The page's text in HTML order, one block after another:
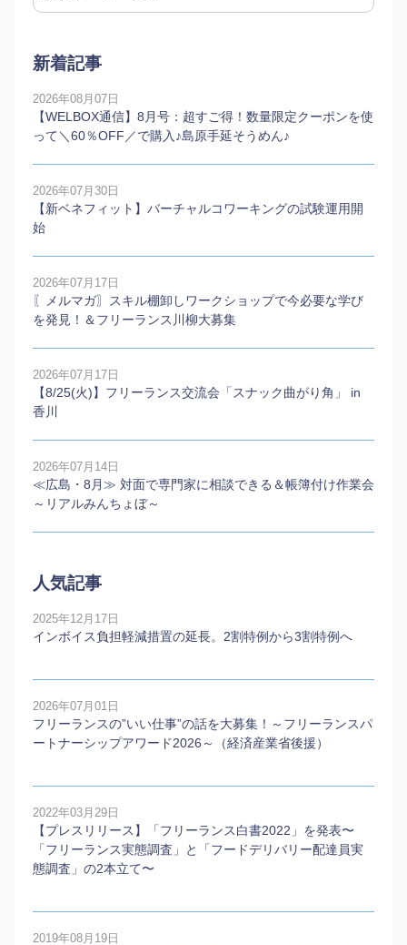
新着記事
2026年08月07日
【WELBOX通信】8月号：超すご得！数量限定クーポンを使
って＼60％OFF／で購入♪島原手延そうめん♪
2026年07月30日
【新ベネフィット】バーチャルコワーキングの試験運用開
始
2026年07月17日
〖メルマガ〗スキル棚卸しワークショップで今必要な学び
を発見！＆フリーランス川柳大募集
2026年07月17日
【8/25(火)】フリーランス交流会「スナック曲がり角」 in
香川
2026年07月14日
≪広島・8月≫ 対面で専門家に相談できる＆帳簿付け作業会
～リアルみんちょぼ～
人気記事
2025年12月17日
インボイス負担軽減措置の延長。2割特例から3割特例へ
2026年07月01日
フリーランスの”いい仕事”の話を大募集！～フリーランスパ
ートナーシップアワード2026～（経済産業省後援）
2022年03月29日
【プレスリリース】「フリーランス白書2022」を発表〜
「フリーランス実態調査」と「フードデリバリー配達員実
態調査」の2本⽴て〜
2019年08月19日